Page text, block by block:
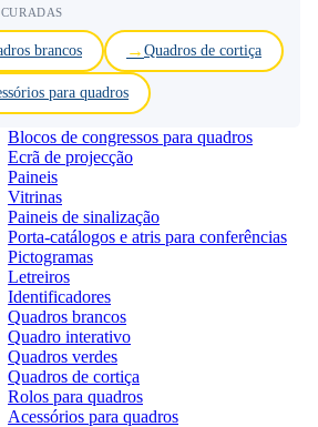
brancos Quadros de cortiça
para quadros
Blocos de congressos para quadros
Ecrã de projecção
Paineis
Vitrinas
Paineis de sinalização
Porta-catálogos e atris para conferências
Pictogramas
Letreiros
Identificadores
Quadros brancos
Quadro interativo
Quadros verdes
Quadros de cortiça
Rolos para quadros
Acessórios para quadros